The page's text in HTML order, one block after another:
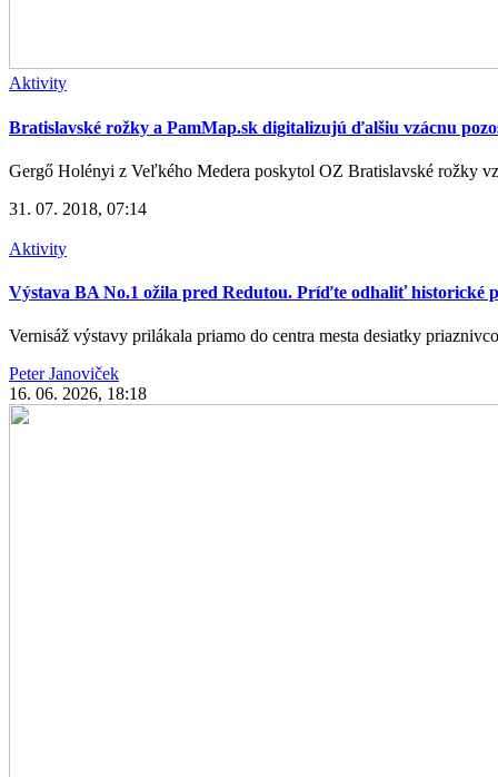
Aktivity
Bratislavské rožky a PamMap.sk digitalizujú ďalšiu vzácnu
Gergő Holényi z Veľkého Medera poskytol OZ Bratislavské rožky
31. 07. 2018, 07:14
Aktivity
Výstava BA No.1 ožila pred Redutou. Príďte odhaliť historické
Vernisáž výstavy prilákala priamo do centra mesta desiatky
Peter Janoviček
16. 06. 2026, 18:18